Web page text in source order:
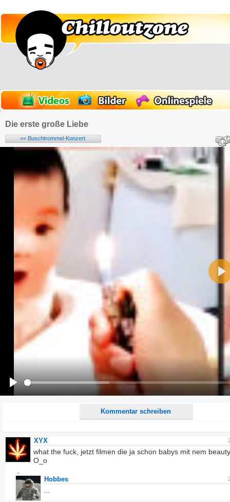
Die erste große Liebe
<< Buschtrommel-Konzert
Kommentar schreiben
Name:
E-Mail-Adresse (optional):
Alle HTML-Tags außer <br>, <strike> und <i> werden aus Deinem Kommentar entfernt.
URLs werden automatisch umgewandelt. Bitte verwende "www." oder "http://" in URLs
Ich möchte eine E-Mail, wenn zu meinem Kommentar Antworten erscheinen.
Ich möchte eine E-Mail, wenn auf dieser Seite weitere Kommentare erscheinen.
XYX
what the fuck, jetzt filmen die ja schon babys mit nem
O_o
Hobbes